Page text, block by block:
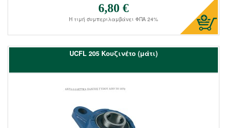
6,80 €
Η τιμή συμπεριλαμβάνει ΦΠΑ 24%
UCFL 205 Kουζινέτο (μάτι)